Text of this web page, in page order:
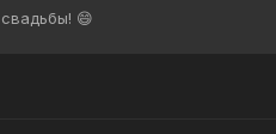
😄